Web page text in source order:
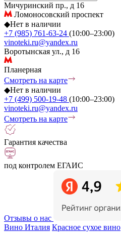
Мичуринский пр., д 16
Ломоносовский проспект
◆Нет в наличии
+7 (985) 761-63-24 (10:00–23:00)
vinoteki.ru@yandex.ru
Воротынская ул., д 16
Планерная
Смотреть на карте
◆Нет в наличии
+7 (499) 500-19-48 (10:00–23:00)
vinoteki.ru@yandex.ru
Смотреть на карте
Гарантия качества
под контролем ЕГАИС
Отзывы о нас
Вино Италия Красное сухое вино